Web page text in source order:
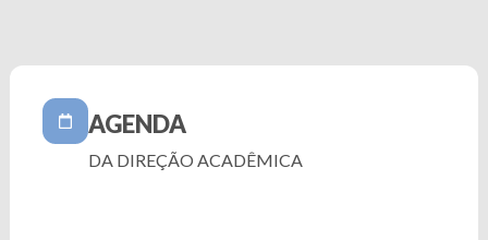
AGENDA
DA DIREÇÃO ACADÊMICA